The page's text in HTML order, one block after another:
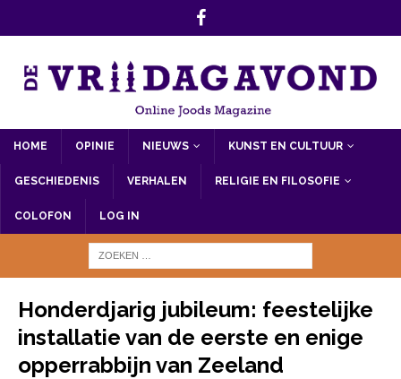
HOME OPINIE NIEUWS KUNST EN CULTUUR
GESCHIEDENIS VERHALEN RELIGIE EN FILOSOFIE
COLOFON LOG IN
Honderdjarig jubileum: feestelijke
installatie van de eerste en enige
opperrabbijn van Zeeland